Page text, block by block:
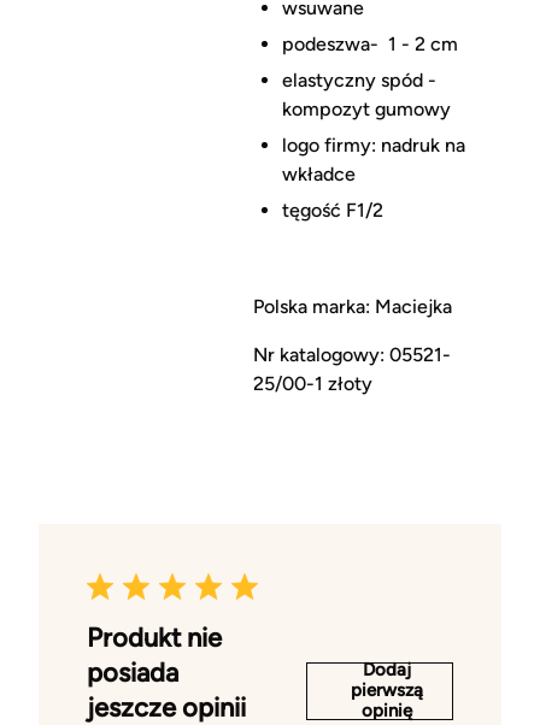
wsuwane
podeszwa- 1 - 2 cm
elastyczny spód -
kompozyt gumowy
logo firmy: nadruk na
wkładce
tęgość F1/2
Polska marka: Maciejka
Nr katalogowy: 05521-
25/00-1 złoty
Produkt nie
posiada
jeszcze opinii
Dodaj
pierwszą
opinię